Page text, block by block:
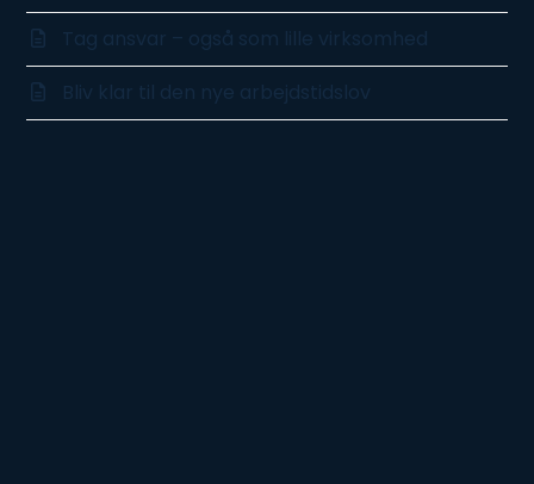
Tag ansvar – også som lille virksomhed
Bliv klar til den nye arbejdstidslov